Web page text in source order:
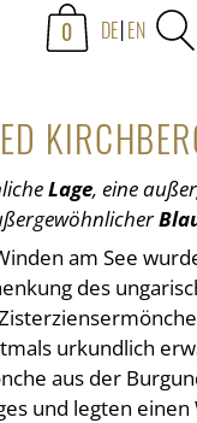
0 DE EN
Lage, eine
am See
des
urkundlich
aus der
und legten einen